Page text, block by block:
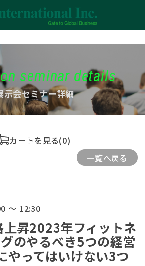
seminar details
示会セミナー詳細
カートを見る(0)
一覧へ戻る
～ 12:30
上昇2023年フィットネ
のやるべき5つの経営
やってはいけない3つ